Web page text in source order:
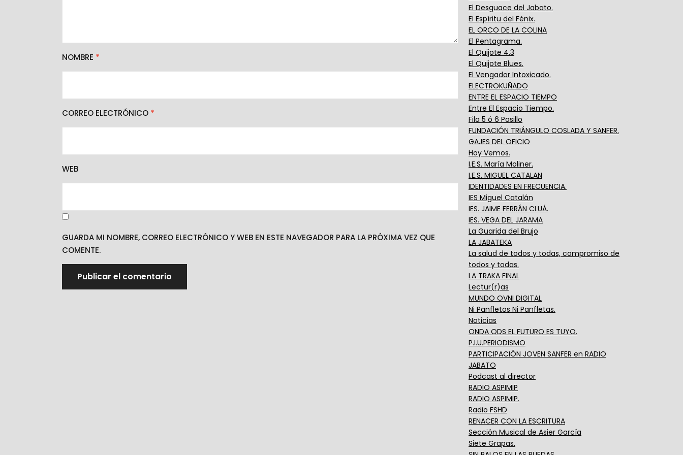
NOMBRE *
CORREO ELECTRÓNICO *
WEB
GUARDA MI NOMBRE, CORREO ELECTRÓNICO Y WEB EN ESTE NAVEGADOR PARA LA PRÓXIMA VEZ QUE
COMENTE.
El Desguace del Jabato.
El Espíritu del Fénix.
EL ORCO DE LA COLINA
El Pentagrama.
El Quijote 4.3
El Quijote Blues.
El Vengador Intoxicado.
ELECTROKUÑADO
ENTRE EL ESPACIO TIEMPO
Entre El Espacio Tiempo.
Fila 5 ó 6 Pasillo
FUNDACIÓN TRIÁNGULO COSLADA Y SANFER.
GAJES DEL OFICIO
Hoy Vemos.
I.E.S. María Moliner.
I.E.S. MIGUEL CATALAN
IDENTIDADES EN FRECUENCIA.
IES Miguel Catalán
IES. JAIME FERRÁN CLUÁ.
IES. VEGA DEL JARAMA
La Guarida del Brujo
LA JABATEKA
La salud de todos y todas, compromiso de
todos y todas.
LA TRAKA FINAL
Lectur(r)as
MUNDO OVNI DIGITAL
Ni Panfletos Ni Panfletas.
Noticias
ONDA ODS EL FUTURO ES TUYO.
P.I.U.PERIODISMO
PARTICIPACIÓN JOVEN SANFER en RADIO
JABATO
Podcast al director
RADIO ASPIMIP
RADIO ASPIMIP.
Radio FSHD
RENACER CON LA ESCRITURA
Sección Musical de Asier García
Siete Grapas.